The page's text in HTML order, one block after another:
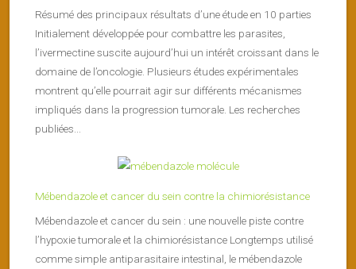
Résumé des principaux résultats d’une étude en 10 parties
Initialement développée pour combattre les parasites,
l’ivermectine suscite aujourd’hui un intérêt croissant dans le
domaine de l’oncologie. Plusieurs études expérimentales
montrent qu’elle pourrait agir sur différents mécanismes
impliqués dans la progression tumorale. Les recherches
publiées...
Mébendazole et cancer du sein contre la chimiorésistance
Mébendazole et cancer du sein : une nouvelle piste contre
l’hypoxie tumorale et la chimiorésistance Longtemps utilisé
comme simple antiparasitaire intestinal, le mébendazole